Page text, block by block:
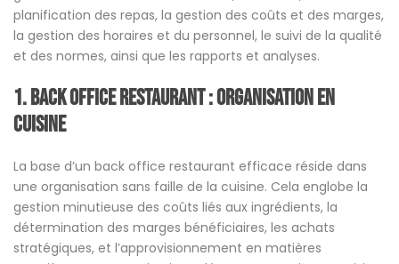
planification des repas, la gestion des coûts et des marges,
la gestion des horaires et du personnel, le suivi de la qualité
et des normes, ainsi que les rapports et analyses.
1. Back office restaurant : Organisation en
Cuisine
La base d’un back office restaurant efficace réside dans
une organisation sans faille de la cuisine. Cela englobe la
gestion minutieuse des coûts liés aux ingrédients, la
détermination des marges bénéficiaires, les achats
stratégiques, et l’approvisionnement en matières